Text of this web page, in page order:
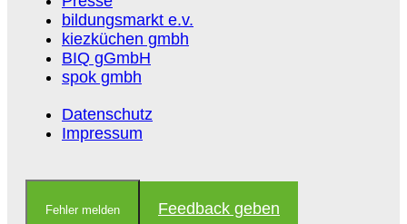
bildungsmarkt e.v.
kiezküchen gmbh
BIQ gGmbH
spok gmbh
Datenschutz
Impressum
Fehler melden Feedback geben